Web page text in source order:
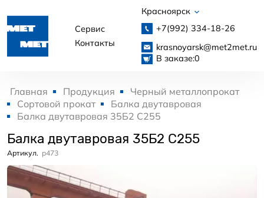
Сервис
Контакты
Красноярск
+7(992) 334-18-26
krasnoyarsk@met2met.ru
В заказе:0
Главная Продукция
Черный металлопрокат
Сортовой прокат
Балка двутавровая
Балка двутавровая 35Б2 С255
Балка двутавровая 35Б2 С255
Артикул. p473